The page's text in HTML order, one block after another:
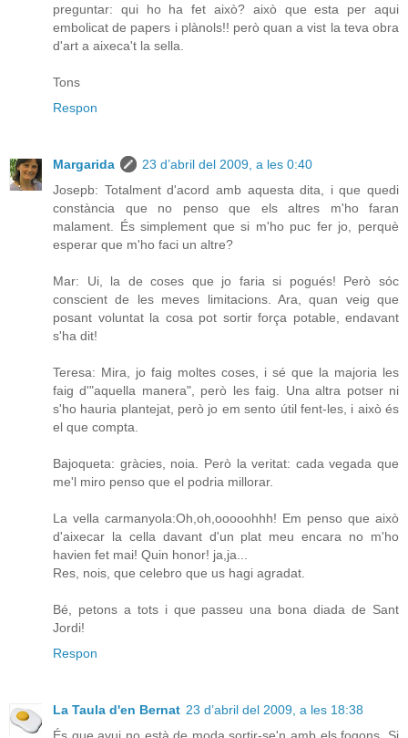
preguntar: qui ho ha fet això? això que esta per aqui
embolicat de papers i plànols!! però quan a vist la teva obra
d'art a aixeca't la sella.
Tons
Respon
Margarida
23 d’abril del 2009, a les 0:40
Josepb: Totalment d'acord amb aquesta dita, i que quedi
constància que no penso que els altres m'ho faran
malament. És simplement que si m'ho puc fer jo, perquè
esperar que m'ho faci un altre?
Mar: Ui, la de coses que jo faria si pogués! Però sóc
conscient de les meves limitacions. Ara, quan veig que
posant voluntat la cosa pot sortir força potable, endavant
s'ha dit!
Teresa: Mira, jo faig moltes coses, i sé que la majoria les
faig d'"aquella manera", però les faig. Una altra potser ni
s'ho hauria plantejat, però jo em sento útil fent-les, i això és
el que compta.
Bajoqueta: gràcies, noia. Però la veritat: cada vegada que
me'l miro penso que el podria millorar.
La vella carmanyola:Oh,oh,ooooohhh! Em penso que això
d'aixecar la cella davant d'un plat meu encara no m'ho
havien fet mai! Quin honor! ja,ja...
Res, nois, que celebro que us hagi agradat.
Bé, petons a tots i que passeu una bona diada de Sant
Jordi!
Respon
La Taula d'en Bernat 23 d’abril del 2009, a les 18:38